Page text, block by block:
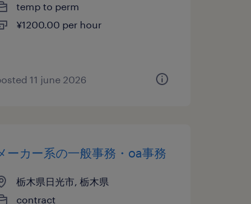
temp to perm
¥1200.00 per hour
11 june 2026
ーカー系の一般事務・oa事務
栃木県日光市, 栃木県
contract